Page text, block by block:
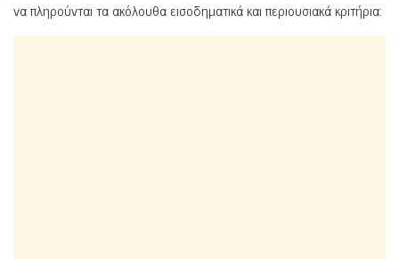
να πληρούνται τα ακόλουθα εισοδηματικά και περιουσιακά κριτήρια: